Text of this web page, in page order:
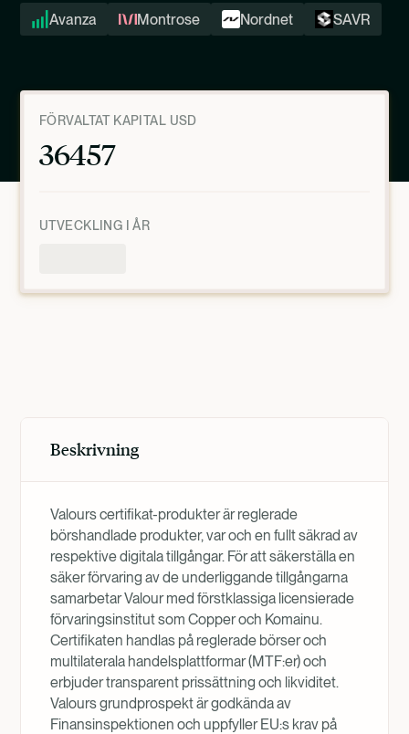
Avanza Montrose Nordnet SAVR
FÖRVALTAT KAPITAL USD
36457
UTVECKLING I ÅR
Beskrivning
Valours certifikat-produkter är reglerade
börshandlade produkter, var och en fullt säkrad av
respektive digitala tillgångar. För att säkerställa en
säker förvaring av de underliggande tillgångarna
samarbetar Valour med förstklassiga licensierade
förvaringsinstitut som Copper och Komainu.
Certifikaten handlas på reglerade börser och
multilaterala handelsplattformar (MTF:er) och
erbjuder transparent prissättning och likviditet.
Valours grundprospekt är godkända av
Finansinspektionen och uppfyller EU:s krav på